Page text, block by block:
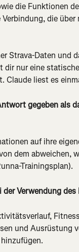
die Funktionen
die
Strava-Daten und
dir nur eine
liest es
gegeben als
auf ihre
dem abweichen,
Trainingsplan).
Verwendung des
und Ausrüstung